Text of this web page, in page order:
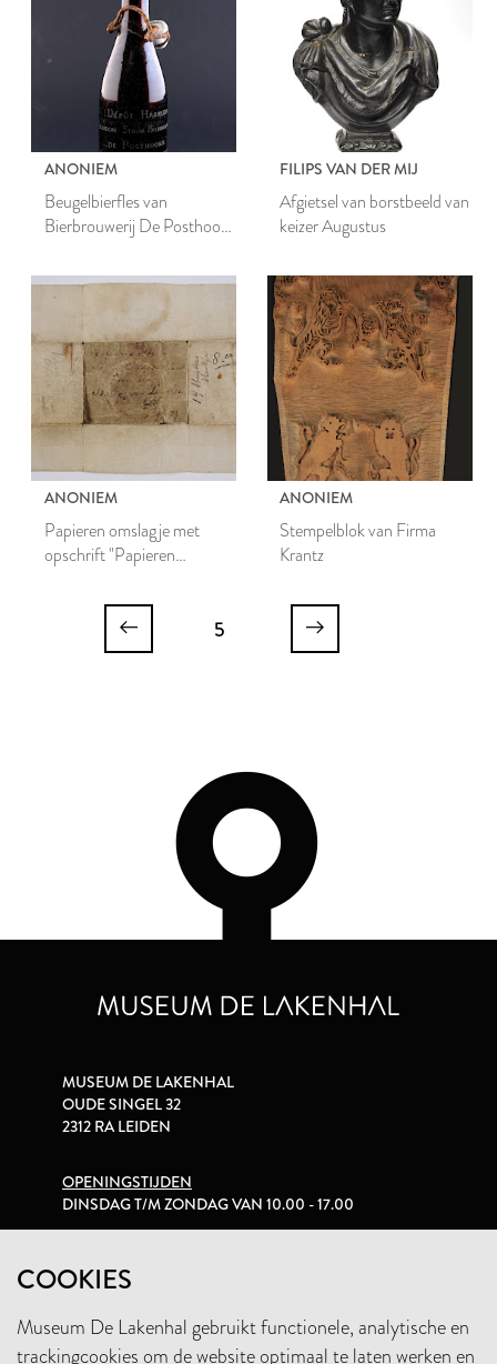
ANONIEM
Beugelbierfles van
Bierbrouwerij De Posthoorn
FILIPS VAN DER MIJ
Afgietsel van borstbeeld van
keizer Augustus
ANONIEM
Papieren omslagje met
opschrift "Papieren
van Leiden"
ANONIEM
Stempelblok van Firma
Krantz
5
COOKIES
Museum De Lakenhal gebruikt functionele, analytische en
trackingcookies om de website optimaal te laten werken en
MUSEUM DE LAKENHAL
OUDE SINGEL 32
2312 RA LEIDEN
OPENINGSTIJDEN
DINSDAG T/M ZONDAG VAN 10.00 - 17.00
+31 (0)71 5165360
INFO@LAKENHAL.NL